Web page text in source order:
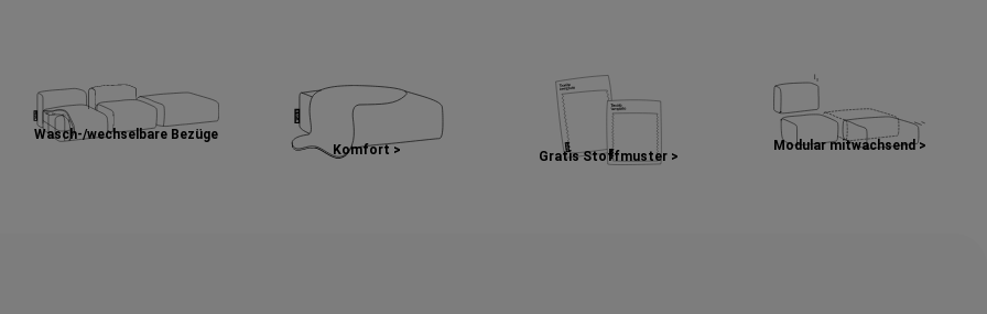
Wasch-/wechselbare Bezüge
Komfort >
Gratis Stoffmuster >
Modular mitwachsend >